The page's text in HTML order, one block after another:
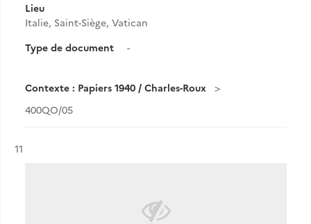
Lieu
Italie, Saint-Siège, Vatican
Type de document
-
Contexte : Papiers 1940 / Charles-Roux
400QO/05
Résultat n°
11